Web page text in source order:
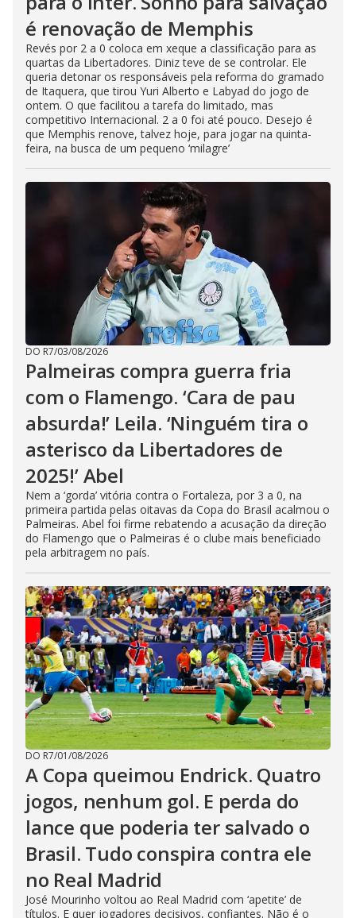
é renovação de Memphis
Revés por 2 a 0 coloca em xeque a classificação para as
quartas da Libertadores. Diniz teve de se controlar. Ele
queria detonar os responsáveis pela reforma do gramado
de Itaquera, que tirou Yuri Alberto e Labyad do jogo de
ontem. O que facilitou a tarefa do limitado, mas
competitivo Internacional. 2 a 0 foi até pouco. Desejo é
que Memphis renove, talvez hoje, para jogar na quinta-
feira, na busca de um pequeno ‘milagre’
DO R7/03/08/2026
Palmeiras compra guerra fria
com o Flamengo. ‘Cara de pau
absurda!’ Leila. ‘Ninguém tira o
asterisco da Libertadores de
2025!’ Abel
Nem a ‘gorda’ vitória contra o Fortaleza, por 3 a 0, na
primeira partida pelas oitavas da Copa do Brasil acalmou o
Palmeiras. Abel foi firme rebatendo a acusação da direção
do Flamengo que o Palmeiras é o clube mais beneficiado
pela arbitragem no país.
DO R7/01/08/2026
A Copa queimou Endrick. Quatro
jogos, nenhum gol. E perda do
lance que poderia ter salvado o
Brasil. Tudo conspira contra ele
no Real Madrid
José Mourinho voltou ao Real Madrid com ‘apetite’ de
títulos. E quer jogadores decisivos, confiantes. Não é o